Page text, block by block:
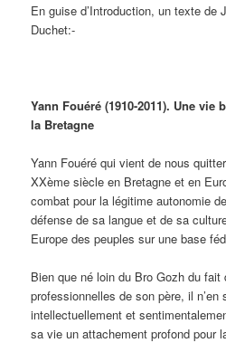
En guise d’Introduction, un texte de
Duchet:-
Yann Fouéré (1910-2011). Une
la Bretagne
Yann Fouéré qui vient de nous
XXème siècle en Bretagne et en
combat pour la légitime autonomie
défense de sa langue et de sa
Europe des peuples sur une base
Bien que né loin du Bro Gozh du fait
professionnelles de son père, il n’en
intellectuellement et
sa vie un attachement profond pour